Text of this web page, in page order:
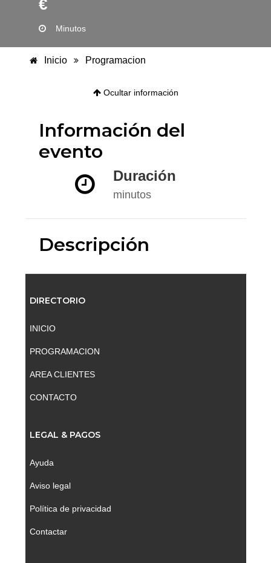
€
Minutos
Inicio Programacion
Ocultar información
Información del
evento
Duración
minutos
Descripción
DIRECTORIO
INICIO
PROGRAMACION
AREA CLIENTES
CONTACTO
LEGAL & PAGOS
Ayuda
Aviso legal
Política de privacidad
Contactar